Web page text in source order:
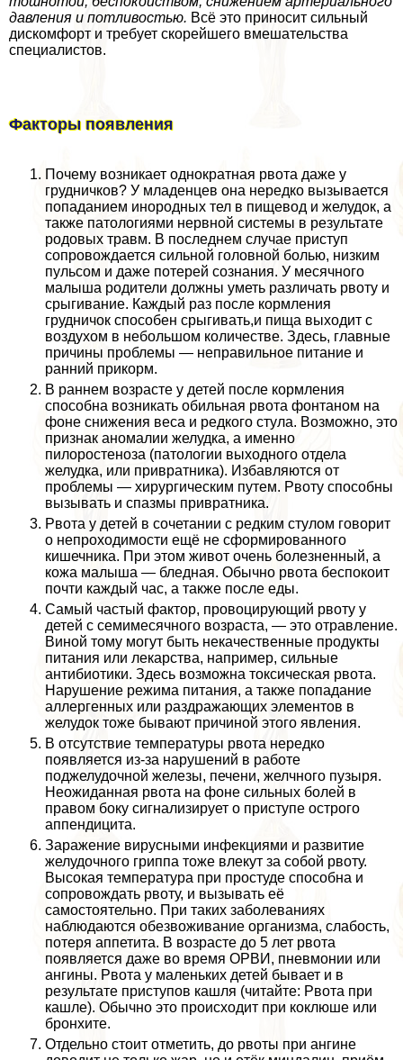
давления и потливостью. Всё это приносит сильный
дискомфорт и требует скорейшего вмешательства
специалистов.
Факторы появления
Почему возникает однократная рвота даже у
грудничков? У младенцев она нередко вызывается
попаданием инородных тел в пищевод и желудок, а
также патологиями нервной системы в результате
родовых травм. В последнем случае приступ
сопровождается сильной головной болью, низким
пульсом и даже потерей сознания. У мecячного
малыша родители должны уметь различать рвоту и
срыгивание. Каждый раз после кормления
грудничок способен срыгивать,и пища выходит с
воздухом в небольшом количестве. Здесь, главные
причины проблемы — неправильное питание и
ранний прикорм.
В раннем возрасте у детей после кормления
способна возникать обильная рвота фонтаном на
фоне снижения веса и редкого стула. Возможно, это
признак аномалии желудка, а именно
пилоростеноза (патологии выходного отдела
желудка, или привратника). Избавляются от
проблемы — хирургическим путем. Рвоту способны
вызывать и спазмы привратника.
Рвота у детей в сочетании с редким стулом говорит
о непроходимости ещё не сформированного
кишечника. При этом живот очень болезненный, а
кожа малыша — бледная. Обычно рвота беспокоит
почти каждый час, а также после еды.
Самый частый фактор, провоцирующий рвоту у
детей с семимecячного возраста, — это отравление.
Виной тому могут быть некачественные продукты
питания или лекарства, например, сильные
антибиотики. Здесь возможна токсическая рвота.
Нарушение режима питания, а также попадание
аллергенных или раздражающих элементов в
желудок тоже бывают причиной этого явления.
В отсутствие температуры рвота нередко
появляется из-за нарушений в работе
поджелудочной железы, печени, желчного пузыря.
Неожиданная рвота на фоне сильных болей в
правом боку сигнализирует о приступе острого
аппендицита.
Заражение вирусными инфекциями и развитие
желудочного гриппа тоже влекут за собой рвоту.
Высокая температура при простуде способна и
сопровождать рвоту, и вызывать её
самостоятельно. При таких заболеваниях
наблюдаются обезвоживание организма, слабость,
потеря аппетита. В возрасте до 5 лет рвота
появляется даже во время ОРВИ, пневмонии или
ангины. Рвота у маленьких детей бывает и в
результате приступов кашля (читайте: Рвота при
кашле). Обычно это происходит при коклюше или
бронхите.
Отдельно стоит отметить, до рвоты при ангине